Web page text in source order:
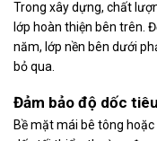
Trong xây dựng, chất
lớp hoàn thiện bên trên.
năm, lớp nền bên dưới
bỏ qua.
Đảm bảo độ dốc
Bề mặt mái bê tông